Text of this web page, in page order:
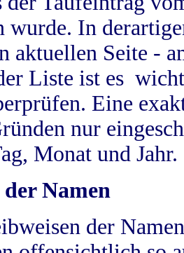
wurde. In
aktuellen Seite -
Liste ist es
Eine
nur
Monat und Jahr.
Namen
der